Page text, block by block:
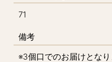
71
備考
※3個口でのお届けとな